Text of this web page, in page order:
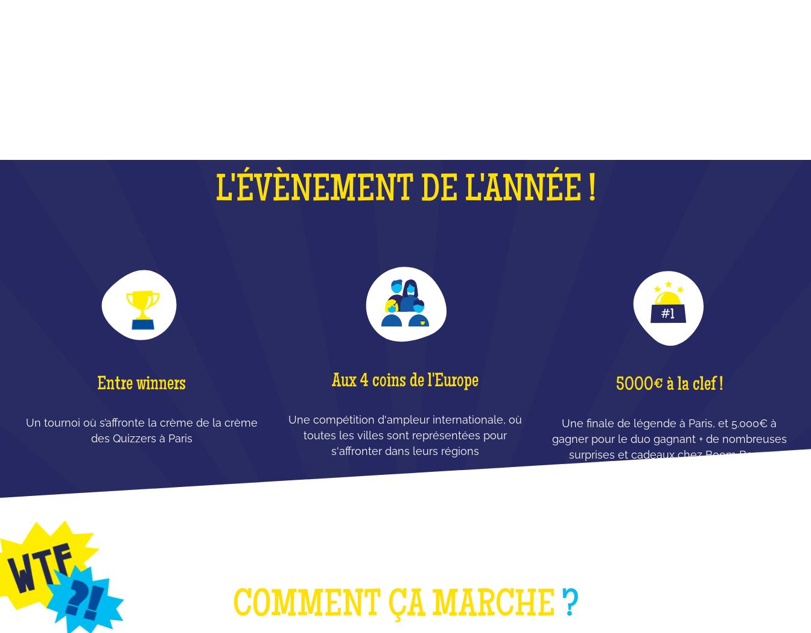
L'ÉVÈNEMENT DE L'ANNÉE !
Entre winners
Un tournoi où s’affronte la crème de la crème
des Quizzers à Paris
Aux 4 coins de l'Europe
Une compétition d'ampleur internationale, où
toutes les villes sont représentées pour
s'affronter dans leurs régions
5000€ à la clef !
Une finale de légende à Paris, et 5.000€ à
gagner pour le duo gagnant + de nombreuses
surprises et cadeaux chez Boom Boom
COMMENT ÇA MARCHE ?